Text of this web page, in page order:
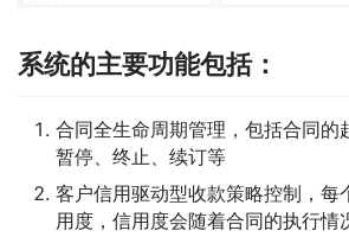
系统的主要功能包括：
合同全生命周期管理，包括合同的
暂停、终止、续订等
客户信用驱动型收款策略控制，每
用度，信用度会随着合同的执行情